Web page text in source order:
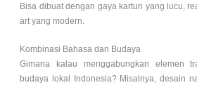
Bisa dibuat dengan gaya kartun yang lucu,
art yang modern.
Kombinasi Bahasa dan Budaya
Gimana kalau menggabungkan elemen
budaya lokal Indonesia? Misalnya, desain